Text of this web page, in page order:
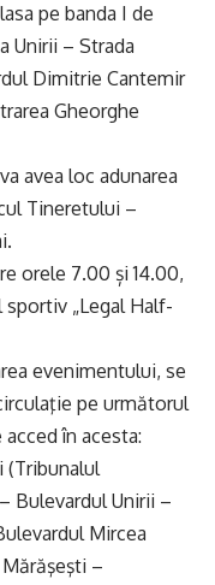
pe banda I de
Unirii – Strada
Dimitrie Cantemir
Gheorghe
avea loc adunarea
Tineretului –
orele 7.00 și 14.00,
„Legal Half-
evenimentului, se
pe următorul
în acesta:
(Tribunalul
Bulevardul Unirii –
Mircea
–